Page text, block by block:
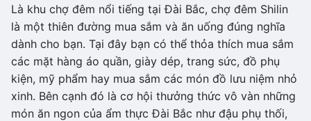
Là khu chợ đêm nổi tiếng tại Đài Bắc, chợ đêm Shilin
là một thiên đường mua sắm và ăn uống đúng nghĩa
dành cho bạn. Tại đây bạn có thể thỏa thích mua sắm
các mặt hàng áo quần, giày dép, trang sức, đồ phụ
kiện, mỹ phẩm hay mua sắm các món đồ lưu niệm nhỏ
xinh. Bên cạnh đó là cơ hội thưởng thức vô vàn những
món ăn ngon của ẩm thực Đài Bắc như đậu phụ thối,